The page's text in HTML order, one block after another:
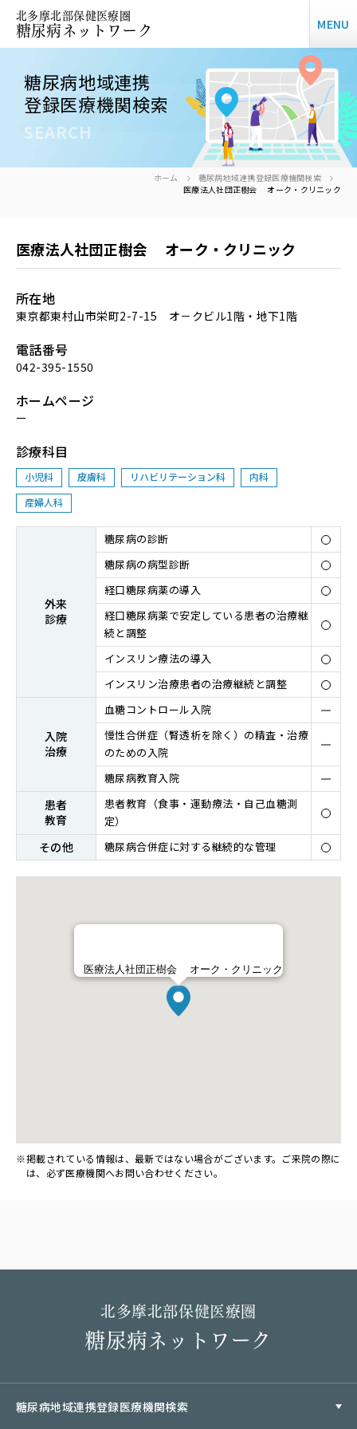
北多摩北部保健医療圏
糖尿病ネットワーク MENU
糖尿病地域連携
登録医療機関検索
SEARCH
ホーム
糖尿病地域連携登録医療機関検索
医療法人社団正樹会 オーク・クリニック
医療法人社団正樹会 オーク・クリニック
所在地
東京都東村山市栄町2-7-15 オ－クビル1階・地下1階
電話番号
042-395-1550
ホームページ
ー
診療科目
小児科 皮膚科 リハビリテーション科
内科
産婦人科
外来
診療
糖尿病の診断
糖尿病の病型診断
経⼝糖尿病薬の導⼊
経⼝糖尿病薬で安定している患者の治療継
続と調整
インスリン療法の導⼊
インスリン治療患者の治療継続と調整
⼊院
治療
⾎糖コントロール⼊院
慢性合併症（腎透析を除く）の精査・治療
のための入院
糖尿病教育入院
患者
教育
患者教育（⾷事・運動療法・⾃⼰⾎糖測
定）
その他 糖尿病合併症に対する継続的な管理
医療法人社団正樹会 オーク・クリニック
掲載されている情報は、最新ではない場合がございます。ご来院の際に
は、必ず医療機関へお問い合わせください。
北多摩北部保健医療圏
糖尿病ネットワーク
糖尿病地域連携登録医療機関検索